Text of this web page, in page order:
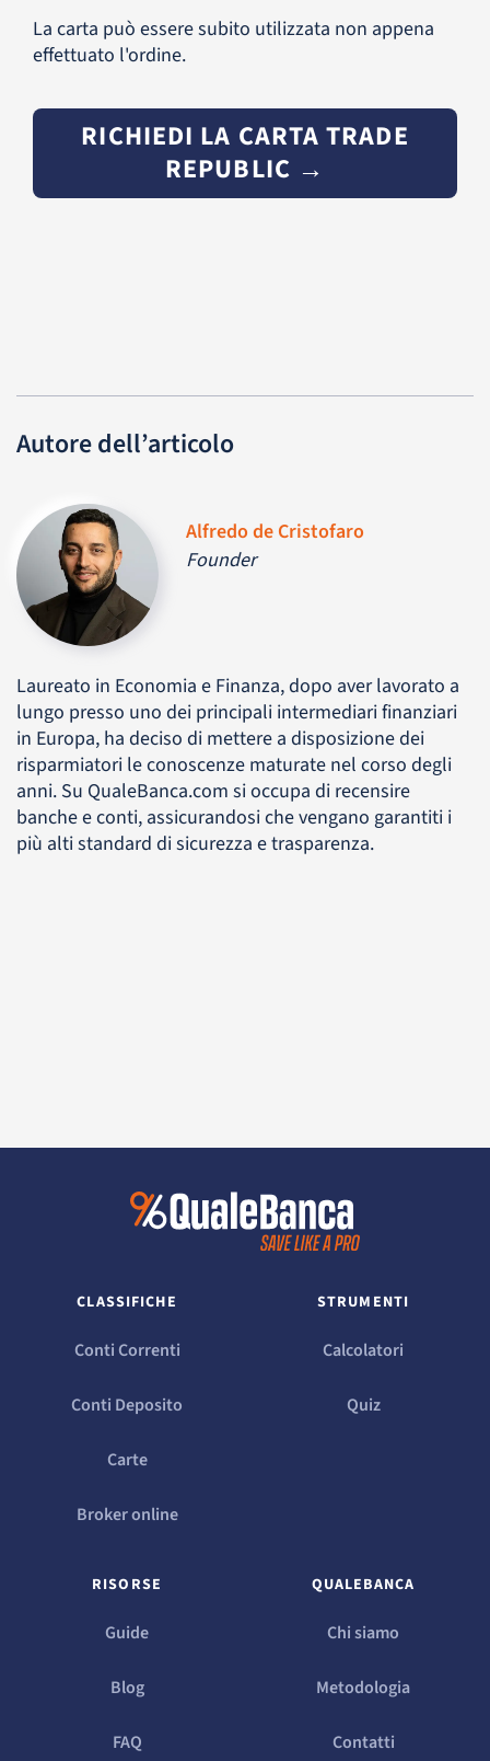
La carta può essere subito utilizzata non appena
effettuato l'ordine.
RICHIEDI LA CARTA TRADE
REPUBLIC →
Autore dell’articolo
Alfredo de Cristofaro
Founder
Laureato in Economia e Finanza, dopo aver lavorato a
lungo presso uno dei principali intermediari finanziari
in Europa, ha deciso di mettere a disposizione dei
risparmiatori le conoscenze maturate nel corso degli
anni. Su QualeBanca.com si occupa di recensire
banche e conti, assicurandosi che vengano garantiti i
più alti standard di sicurezza e trasparenza.
CLASSIFICHE
Conti Correnti
Conti Deposito
Carte
Broker online
STRUMENTI
Calcolatori
Quiz
RISORSE
Guide
Blog
FAQ
QUALEBANCA
Chi siamo
Metodologia
Contatti